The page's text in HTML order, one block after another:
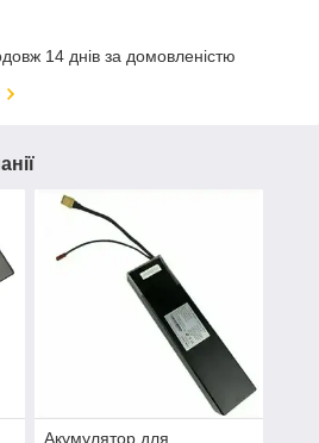
14 днів за домовленістю
Акумулятор для